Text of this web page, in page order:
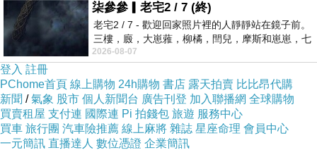
柒參參▎老宅2 / 7 (終)
老宅2 / 7 - 歡迎回家照片裡的人靜靜站在鏡子前。
三樓，廄，大崽蕥，柳橘，閆兒，摩斯和崽崽，七
個人整整齊齊地站在鏡框之外，如同
2026-08-07
登入 註冊
PChome首頁 線上購物 24h購物 書店 露天拍賣 比比昂代購
新聞 /氣象 股市 個人新聞台 廣告刊登 加入聯播網 全球購物
買賣租屋 支付連 國際連 Pi 拍錢包 旅遊 服務中心
買車 旅行團 汽車險推薦 線上麻將 雜誌 星座命理 會員中心
一元簡訊 直播達人 數位憑證 企業簡訊